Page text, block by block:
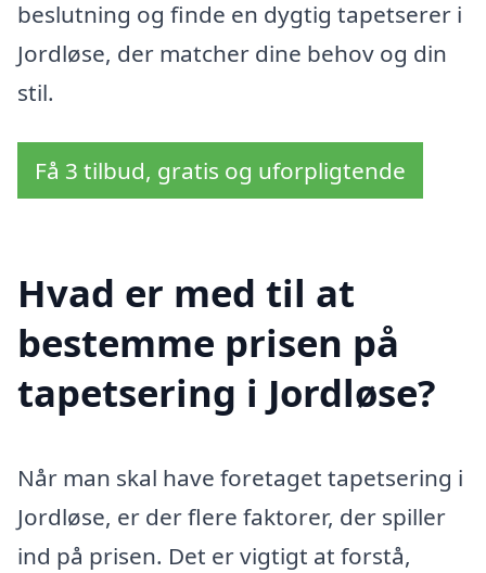
beslutning og finde en dygtig tapetserer i
Jordløse, der matcher dine behov og din
stil.
Få 3 tilbud, gratis og uforpligtende
Hvad er med til at
bestemme prisen på
tapetsering i Jordløse?
Når man skal have foretaget tapetsering i
Jordløse, er der flere faktorer, der spiller
ind på prisen. Det er vigtigt at forstå,